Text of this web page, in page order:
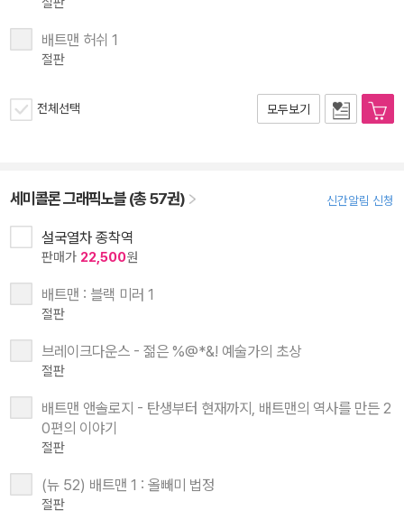
배트맨 허쉬 1
절판
전체선택 모두보기
세미콜론 그래픽노블 (총 57권) 신간알림 신청
설국열차 종착역
판매가 22,500원
배트맨 : 블랙 미러 1
절판
브레이크다운스 - 젊은 %@*&! 예술가의 초상
절판
배트맨 앤솔로지 - 탄생부터 현재까지, 배트맨의 역사를 만든 2
0편의 이야기
절판
(뉴 52) 배트맨 1 : 올빼미 법정
절판